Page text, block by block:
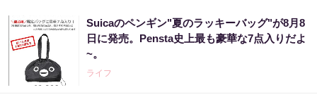
「気になっていた認知機能が菌で…」森永が
開発。感動の70代続出
PR（森永乳業）
Suicaのペンギン"夏のラッキーバッグ"が8月8
日に発売。Pensta史上最も豪華な7点入りだよ
~。
ライフ